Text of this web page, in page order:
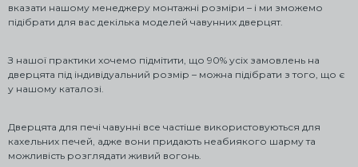
вказати нашому менеджеру монтажні розміри – і ми зможемо
підібрати для вас декілька моделей чавунних дверцят.
З нашої практики хочемо підмітити, що 90% усіх замовлень на
дверцята під індивідуальний розмір – можна підібрати з того, що є
у нашому каталозі.
Дверцята для печі чавунні все частіше використовуються для
кахельних печей, адже вони придають неабиякого шарму та
можливість розглядати живий вогонь.